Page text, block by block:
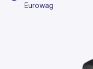
Eurowag